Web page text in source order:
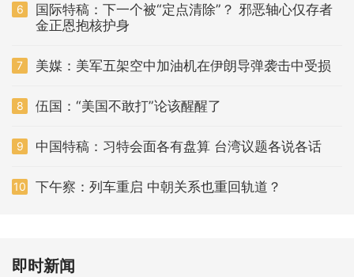
6
国际特稿：下一个被“定点清除”？ 邪恶轴心仅存者
金正恩抱核护身
7 美媒：美军五架空中加油机在伊朗导弹袭击中受损
8 伍国：“美国不敢打”论该醒醒了
9 中国特稿：习特会面各有盘算 台湾议题各说各话
10 下午察：列车重启 中朝关系也重回轨道？
即时新闻